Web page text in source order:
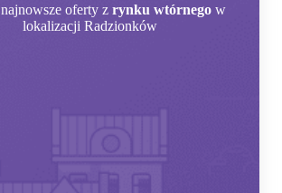
najnowsze oferty z rynku wtórnego w
lokalizacji Radzionków